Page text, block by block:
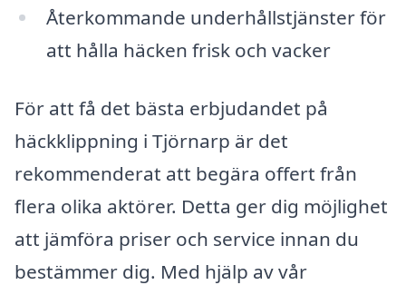
Återkommande underhållstjänster för
att hålla häcken frisk och vacker
För att få det bästa erbjudandet på
häckklippning i Tjörnarp är det
rekommenderat att begära offert från
flera olika aktörer. Detta ger dig möjlighet
att jämföra priser och service innan du
bestämmer dig. Med hjälp av vår